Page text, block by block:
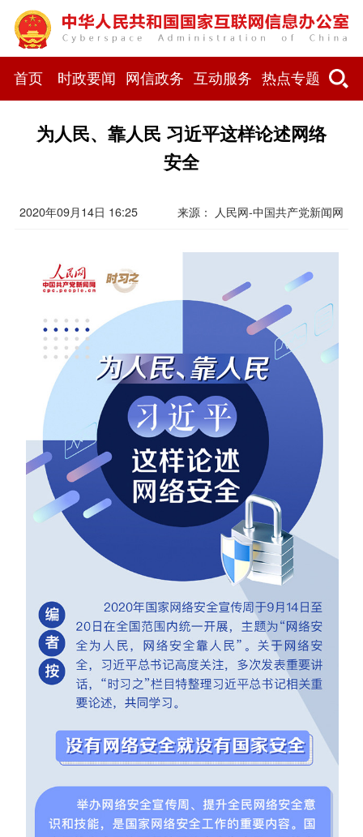
首页 时政要闻 网信政务 互动服务 热点专题
为人民、靠人民 习近平这样论述网络
安全
2020年09月14日 16:25 来源： 人民网-中国共产党新闻网